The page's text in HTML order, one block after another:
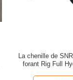
La chenille de
forant Rig Full